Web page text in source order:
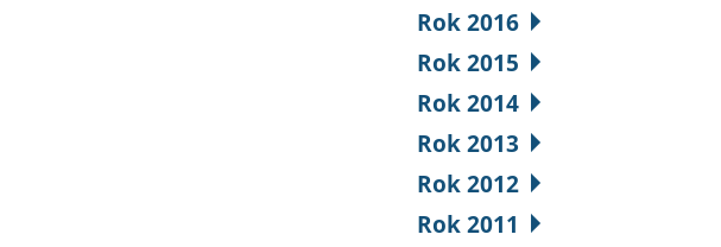
Rok 2016
Rok 2015
Rok 2014
Rok 2013
Rok 2012
Rok 2011